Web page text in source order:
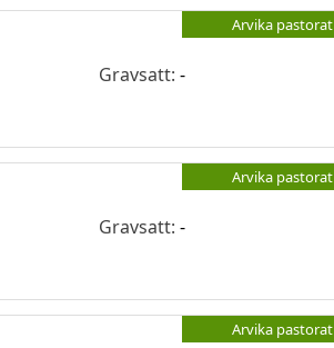
Arvika pastorat
Gravsatt:-
Arvika pastorat
Gravsatt:-
Arvika pastorat